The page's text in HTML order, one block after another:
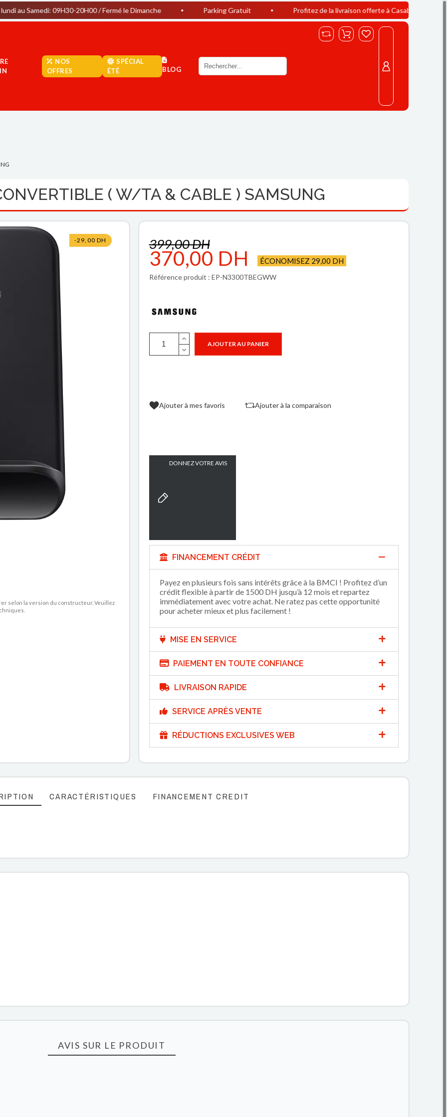
09H30-20H00 / Fermé le Dimanche Parking Gratuit Profitez de la livraison offerte à Casablanca dès 400 DH d’achat
NOS
OFFRES
SPÉCIAL
ÉTÉ
BLOG
( W/TA & CABLE ) SAMSUNG
-29,00 DH
selon la version du constructeur. Veuillez
399,00 DH
370,00 DH ÉCONOMISEZ 29,00 DH
Référence produit : EP-N3300TBEGWW
AJOUTER AU PANIER
Ajouter à mes favoris Ajouter à la comparaison
DONNEZ VOTRE AVIS
FINANCEMENT CRÉDIT
Payez en plusieurs fois sans intérêts grâce à la BMCI ! Profitez d’un
crédit flexible à partir de 1500 DH jusqu’à 12 mois et repartez
immédiatement avec votre achat. Ne ratez pas cette opportunité
pour acheter mieux et plus facilement !
MISE EN SERVICE
PAIEMENT EN TOUTE CONFIANCE
LIVRAISON RAPIDE
SERVICE APRÈS VENTE
RÉDUCTIONS EXCLUSIVES WEB
CARACTÉRISTIQUES FINANCEMENT CREDIT
AVIS SUR LE PRODUIT